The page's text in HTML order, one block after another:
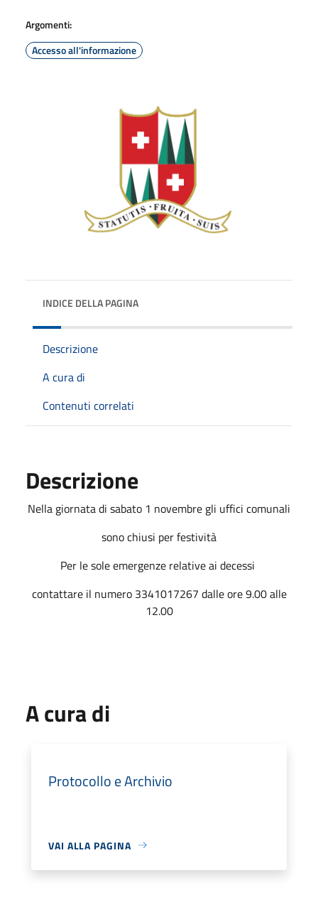
Argomenti:
Accesso all'informazione
INDICE DELLA PAGINA
Descrizione
A cura di
Contenuti correlati
Descrizione
Nella giornata di sabato 1 novembre gli uffici comunali
sono chiusi per festività
Per le sole emergenze relative ai decessi
contattare il numero 3341017267 dalle ore 9.00 alle
12.00
A cura di
Protocollo e Archivio
VAI ALLA PAGINA